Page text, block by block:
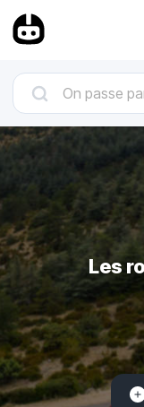
Les